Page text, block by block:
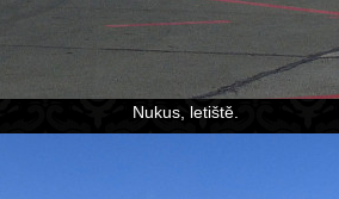
Nukus, letiště.